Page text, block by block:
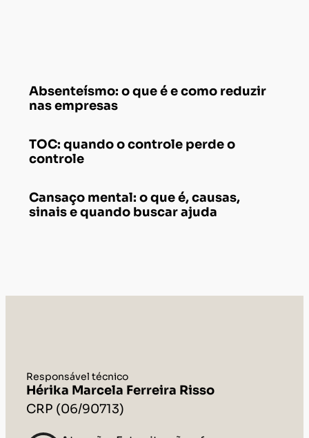
Absenteísmo: o que é e como reduzir
nas empresas
TOC: quando o controle perde o
controle
Cansaço mental: o que é, causas,
sinais e quando buscar ajuda
Responsável técnico
Hérika Marcela Ferreira Risso
CRP (06/90713)